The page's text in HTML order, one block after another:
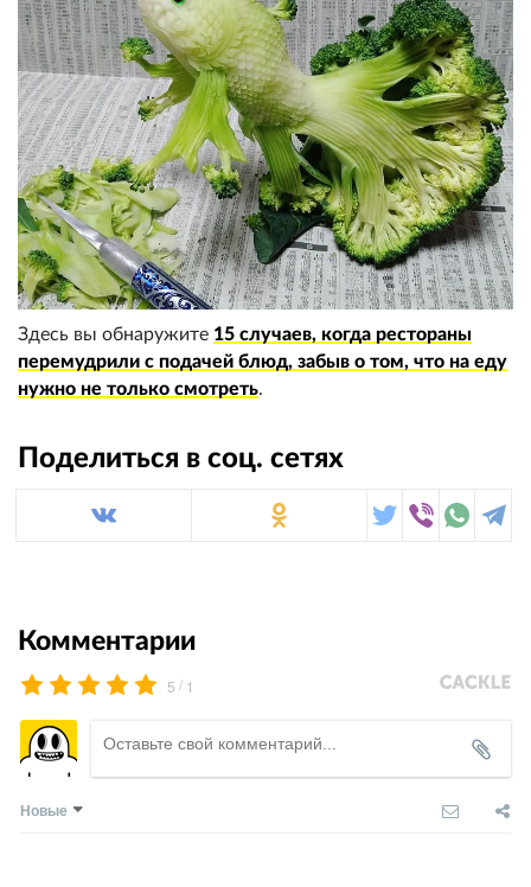
Здесь вы обнаружите 15 случаев, когда рестораны
перемудрили с подачей блюд, забыв о том, что на еду
нужно не только смотреть.
Поделиться в соц. сетях
Комментарии
5 / 1
Новые